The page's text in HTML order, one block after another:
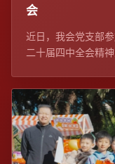
会
近日，我会党支部
二十届四中全会精